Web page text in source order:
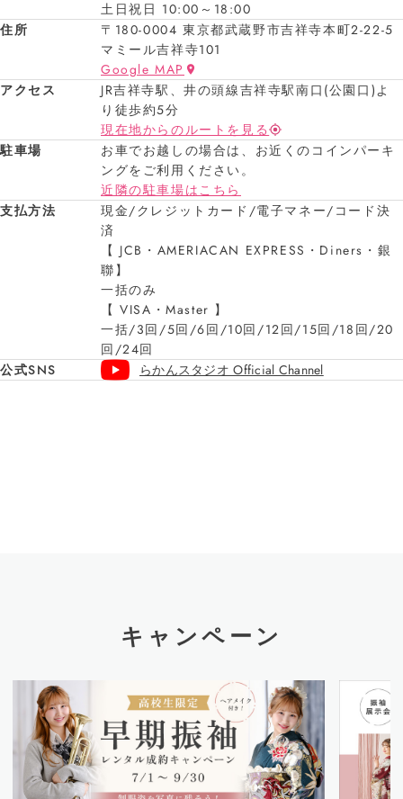
土日祝日 10:00～18:00
住所
〒180-0004 東京都武蔵野市吉祥寺本町2-22-5
マミール吉祥寺101
Google MAP
アクセス
JR吉祥寺駅、井の頭線吉祥寺駅南口(公園口)よ
り徒歩約5分
現在地からのルートを見る
駐車場
お車でお越しの場合は、お近くのコインパーキ
ングをご利用ください。
近隣の駐車場はこちら
支払方法
現金/クレジットカード/電子マネー/コード決
済
【 JCB・AMERIACAN EXPRESS・Diners・銀
聯】
一括のみ
【 VISA・Master 】
一括/3回/5回/6回/10回/12回/15回/18回/20
回/24回
公式SNS
らかんスタジオ Official Channel
キャンペーン